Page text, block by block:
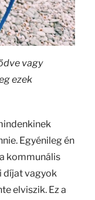
vagy
ezek
Egyénileg én
kommunális
díjat vagyok
elviszik. Ez a